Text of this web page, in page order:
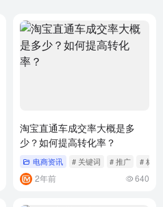
淘宝直通车成交率大概是多
少？如何提高转化率？
电商资讯 # 关键词 # 推广 # 标题
2年前 640